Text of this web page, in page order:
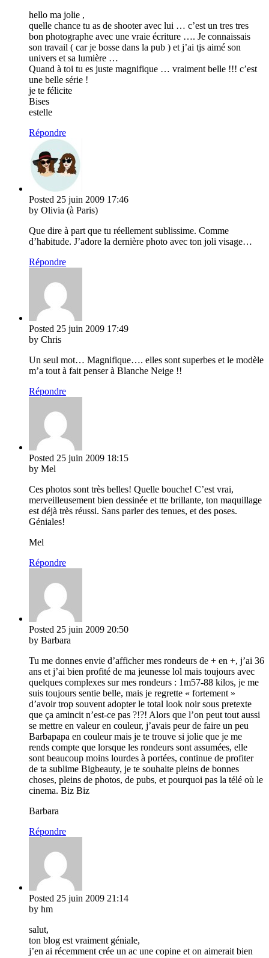
hello ma jolie ,
quelle chance tu as de shooter avec lui … c’est un tres tres
bon photographe avec une vraie écriture …. Je connaissais
son travail ( car je bosse dans la pub ) et j’ai tjs aimé son
univers et sa lumière …
Quand à toi tu es juste magnifique … vraiment belle !!! c’est
une belle série !
je te félicite
Bises
estelle
Répondre
Posted 25 juin 2009 17:46
by Olivia (à Paris)
Que dire à part que tu réellement sublissime. Comme
d’habitude. J’adore la dernière photo avec ton joli visage…
Répondre
Posted 25 juin 2009 17:49
by Chris
Un seul mot… Magnifique…. elles sont superbes et le modèle
m’a tout à fait penser à Blanche Neige !!
Répondre
Posted 25 juin 2009 18:15
by Mel
Ces photos sont très belles! Quelle bouche! C’est vrai,
merveilleusement bien dessinée et tte brillante, ton maquillage
est déjà très réussi. Sans parler des tenues, et des poses.
Géniales!
Mel
Répondre
Posted 25 juin 2009 20:50
by Barbara
Tu me donnes envie d’afficher mes rondeurs de + en +, j’ai 36
ans et j’ai bien profité de ma jeunesse lol mais toujours avec
quelques complexes sur mes rondeurs : 1m57-88 kilos, je me
suis toujours sentie belle, mais je regrette « fortement »
d’avoir trop souvent adopter le total look noir sous pretexte
que ça amincit n’est-ce pas ?!?! Alors que l’on peut tout aussi
se mettre en valeur en couleur, j’avais peur de faire un peu
Barbapapa en couleur mais je te trouve si jolie que je me
rends compte que lorsque les rondeurs sont assumées, elle
sont beaucoup moins lourdes à portées, continue de profiter
de ta sublime Bigbeauty, je te souhaite pleins de bonnes
choses, pleins de photos, de pubs, et pourquoi pas la télé où le
cinema. Biz Biz
Barbara
Répondre
Posted 25 juin 2009 21:14
by hm
salut,
ton blog est vraiment géniale,
j’en ai récemment crée un ac une copine et on aimerait bien